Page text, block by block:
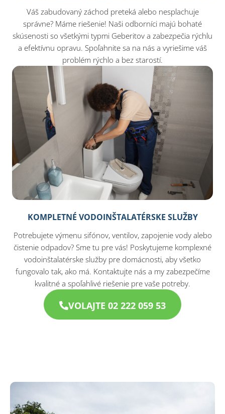
Váš zabudovaný záchod preteká alebo nesplachuje
správne? Máme riešenie! Naši odborníci majú bohaté
skúsenosti so všetkými typmi Geberitov a zabezpečia rýchlu
a efektívnu opravu. Spoľahnite sa na nás a vyriešime váš
problém rýchlo a bez starostí.
KOMPLETNÉ VODOINŠTALATÉRSKE SLUŽBY
Potrebujete výmenu sifónov, ventilov, zapojenie vody alebo
čistenie odpadov? Sme tu pre vás! Poskytujeme komplexné
vodoinštalatérske služby pre domácnosti, aby všetko
fungovalo tak, ako má. Kontaktujte nás a my zabezpečíme
kvalitné a spoľahlivé riešenie pre vaše potreby.
VOLAJTE 02 222 059 53